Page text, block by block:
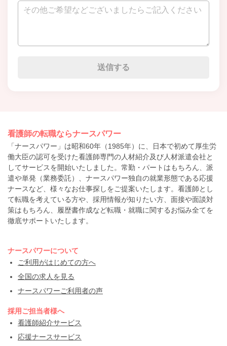
看護師の転職ならナースパワー
「ナースパワー」は昭和60年（1985年）に、日本で初めて厚生労
働大臣の認可を受けた看護師専門の人材紹介及び人材派遣会社と
してサービスを開始いたしました。常勤・パートはもちろん、派
遣や単発（業務委託）、ナースパワー独自の就業形態である応援
ナースなど、様々なお仕事探しをご提案いたします。看護師とし
て転職を考えている方や、採用情報が知りたい方、面接や面談対
策はもちろん、履歴書作成など転職・就職に関するお悩み全てを
徹底サポートいたします。
ナースパワーについて
ご利用がはじめての方へ
全国の求人を見る
ナースパワーご利用者の声
採用ご担当者様へ
看護師紹介サービス
応援ナースサービス